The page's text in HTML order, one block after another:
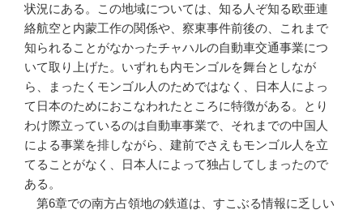
状況にある。この地域については、知る人ぞ知る欧亜連
絡航空と内蒙工作の関係や、察東事件前後の、これまで
知られることがなかったチャハルの自動車交通事業につ
いて取り上げた。いずれも内モンゴルを舞台としなが
ら、まったくモンゴル人のためではなく、日本人によっ
て日本のためにおこなわれたところに特徴がある。とり
わけ際立っているのは自動車事業で、それまでの中国人
による事業を排しながら、建前でさえもモンゴル人を立
てることがなく、日本人によって独占してしまったので
ある。
第6章での南方占領地の鉄道は、すこぶる情報に乏しい